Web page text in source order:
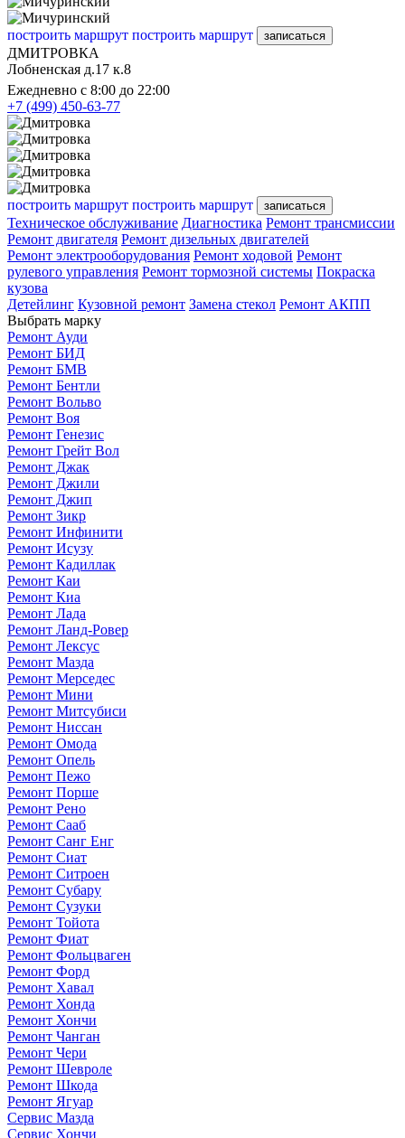
построить маршрут построить маршрут записаться
ДМИТРОВКА
Лобненская д.17 к.8
Ежедневно с 8:00 до 22:00
+7 (499) 450-63-77
построить маршрут построить маршрут записаться
Техническое обслуживание Диагностика Ремонт трансмиссии
Ремонт двигателя Ремонт дизельных двигателей
Ремонт электрооборудования Ремонт ходовой Ремонт
рулевого управления Ремонт тормозной системы Покраска
кузова
Детейлинг Кузовной ремонт Замена стекол Ремонт АКПП
Выбрать марку
Ремонт Ауди
Ремонт БИД
Ремонт БМВ
Ремонт Бентли
Ремонт Вольво
Ремонт Воя
Ремонт Генезис
Ремонт Грейт Вол
Ремонт Джак
Ремонт Джили
Ремонт Джип
Ремонт Зикр
Ремонт Инфинити
Ремонт Исузу
Ремонт Кадиллак
Ремонт Каи
Ремонт Киа
Ремонт Лада
Ремонт Ланд-Ровер
Ремонт Лексус
Ремонт Мазда
Ремонт Мерседес
Ремонт Мини
Ремонт Митсубиси
Ремонт Ниссан
Ремонт Омода
Ремонт Опель
Ремонт Пежо
Ремонт Порше
Ремонт Рено
Ремонт Сааб
Ремонт Санг Енг
Ремонт Сиат
Ремонт Ситроен
Ремонт Субару
Ремонт Сузуки
Ремонт Тойота
Ремонт Фиат
Ремонт Фольцваген
Ремонт Форд
Ремонт Хавал
Ремонт Хонда
Ремонт Хончи
Ремонт Чанган
Ремонт Чери
Ремонт Шевроле
Ремонт Шкода
Ремонт Ягуар
Сервис Мазда
Сервис Хончи